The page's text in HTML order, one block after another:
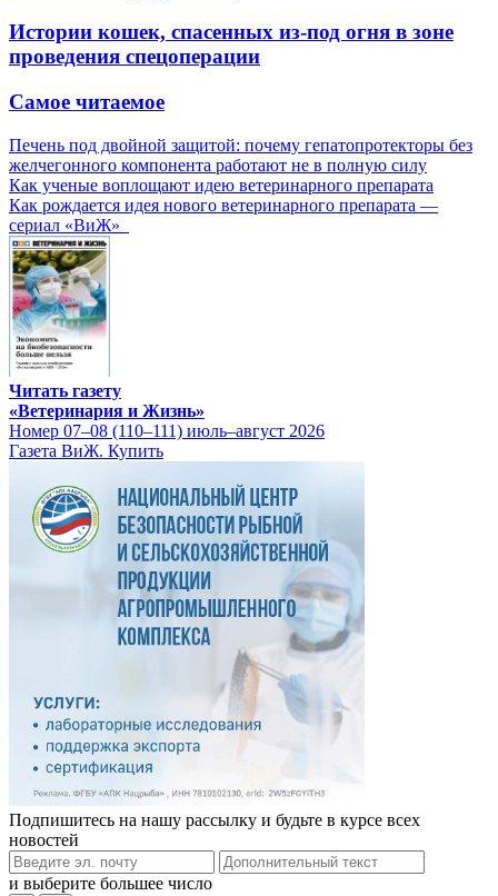
Истории кошек, спасенных из-под огня в зоне
проведения спецоперации
Самое читаемое
Печень под двойной защитой: почему гепатопротекторы без
желчегонного компонента работают не в полную силу
Как ученые воплощают идею ветеринарного препарата
Как рождается идея нового ветеринарного препарата —
сериал «ВиЖ»
Читать газету
«Ветеринария и Жизнь»
Номер 07–08 (110–111) июль–август 2026
Газета ВиЖ. Купить
Подпишитесь на нашу рассылку и будьте в курсе всех
новостей
и выберите большее число